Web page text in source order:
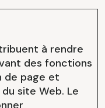
à rendre
des fonctions
de page et
site Web. Le